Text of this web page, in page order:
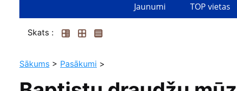
Jaunumi TOP vietas
Skats :
Sākums > Pasākumi >